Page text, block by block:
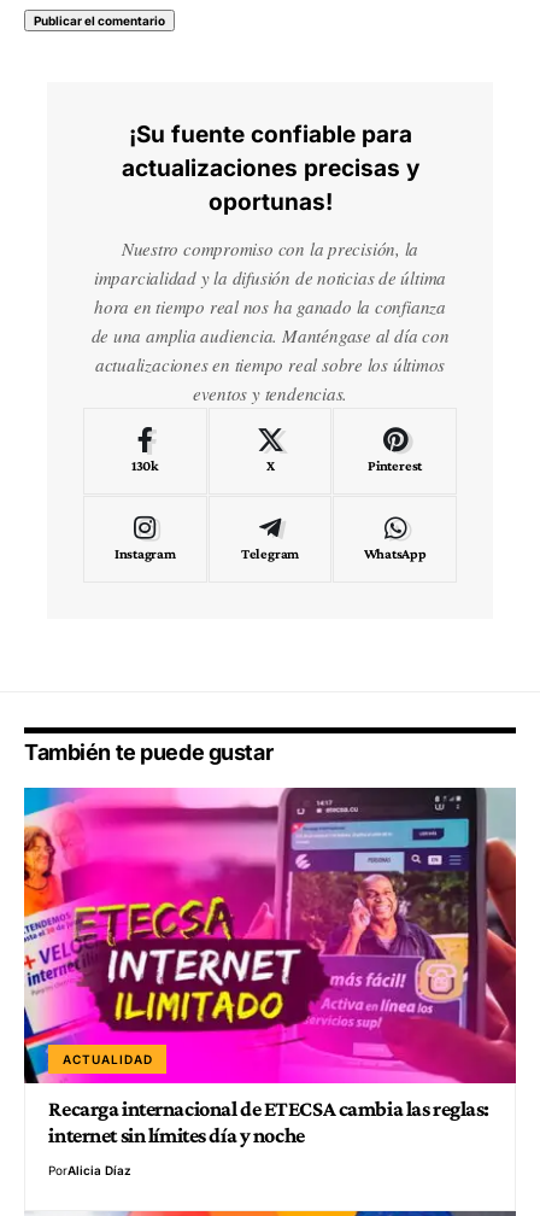
¡Su fuente confiable para
actualizaciones precisas y
oportunas!
Nuestro compromiso con la precisión, la
imparcialidad y la difusión de noticias de última
hora en tiempo real nos ha ganado la confianza
de una amplia audiencia. Manténgase al día con
actualizaciones en tiempo real sobre los últimos
eventos y tendencias.
130k X Pinterest
Instagram Telegram WhatsApp
También te puede gustar
ACTUALIDAD
Recarga internacional de ETECSA cambia las reglas:
internet sin límites día y noche
PorAlicia Díaz